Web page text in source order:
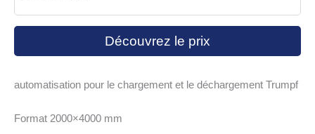
Découvrez le prix
automatisation pour le chargement et le déchargement Trumpf
Format 2000×4000 mm